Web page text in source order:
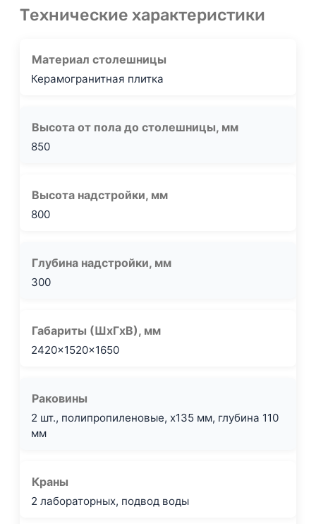
Технические характеристики
Материал столешницы
Керамогранитная плитка
Высота от пола до столешницы, мм
850
Высота надстройки, мм
800
Глубина надстройки, мм
300
Габариты (ШxГxВ), мм
2420x1520x1650
Раковины
2 шт., полипропиленовые, x135 мм, глубина 110
мм
Краны
2 лабораторных, подвод воды